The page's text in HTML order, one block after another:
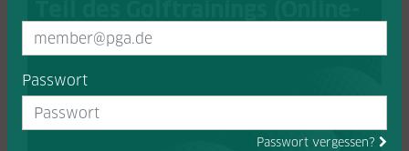
Themenabend)
Passwort
Passwort vergessen?